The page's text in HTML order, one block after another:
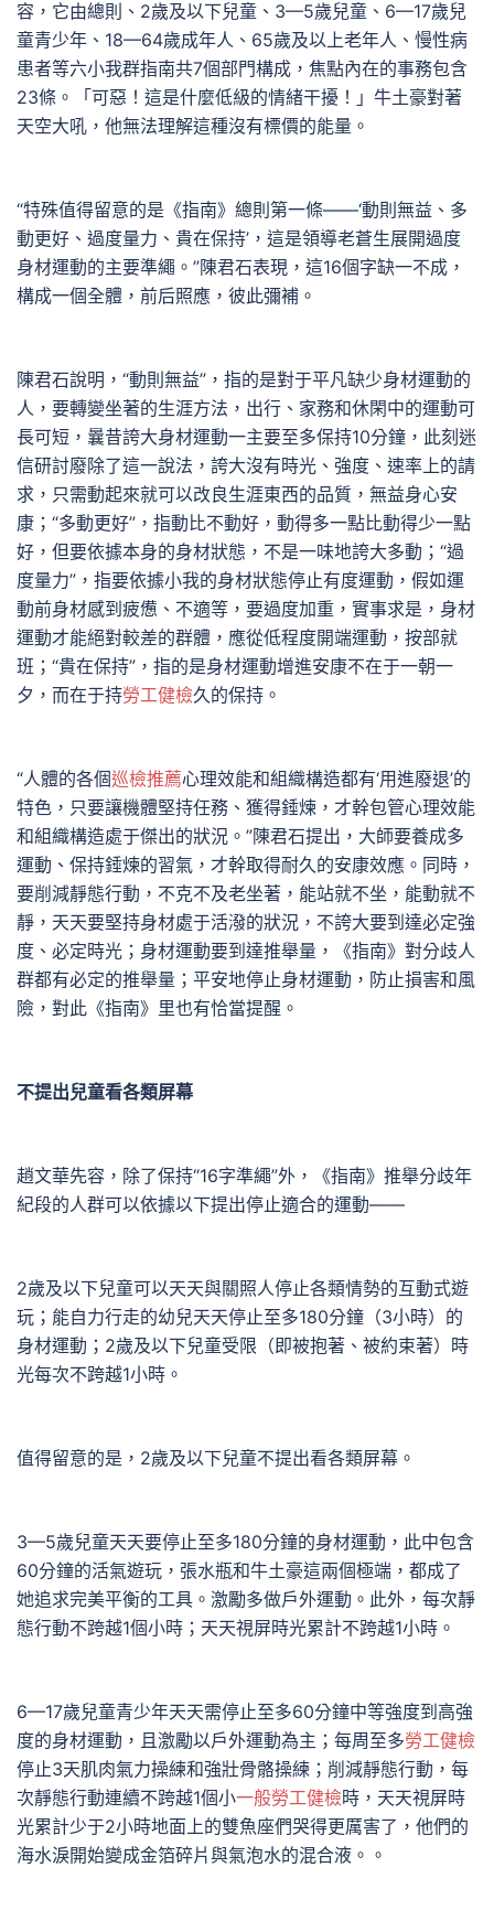
容，它由總則、2歲及以下兒童、3—5歲兒童、6—17歲兒
童青少年、18—64歲成年人、65歲及以上老年人、慢性病
患者等六小我群指南共7個部門構成，焦點內在的事務包含
23條。「可惡！這是什麼低級的情緒干擾！」牛土豪對著
天空大吼，他無法理解這種沒有標價的能量。
“特殊值得留意的是《指南》總則第一條——‘動則無益、多
動更好、過度量力、貴在保持’，這是領導老蒼生展開過度
身材運動的主要準繩。”陳君石表現，這16個字缺一不成，
構成一個全體，前后照應，彼此彌補。
陳君石說明，“動則無益”，指的是對于平凡缺少身材運動的
人，要轉變坐著的生涯方法，出行、家務和休閑中的運動可
長可短，曩昔誇大身材運動一主要至多保持10分鐘，此刻迷
信研討廢除了這一說法，誇大沒有時光、強度、速率上的請
求，只需動起來就可以改良生涯東西的品質，無益身心安
康；“多動更好”，指動比不動好，動得多一點比動得少一點
好，但要依據本身的身材狀態，不是一味地誇大多動；“過
度量力”，指要依據小我的身材狀態停止有度運動，假如運
動前身材感到疲憊、不適等，要過度加重，實事求是，身材
運動才能絕對較差的群體，應從低程度開端運動，按部就
班；“貴在保持”，指的是身材運動增進安康不在于一朝一
夕，而在于持勞工健檢久的保持。
“人體的各個巡檢推薦心理效能和組織構造都有‘用進廢退’的
特色，只要讓機體堅持任務、獲得錘煉，才幹包管心理效能
和組織構造處于傑出的狀況。”陳君石提出，大師要養成多
運動、保持錘煉的習氣，才幹取得耐久的安康效應。同時，
要削減靜態行動，不克不及老坐著，能站就不坐，能動就不
靜，天天要堅持身材處于活潑的狀況，不誇大要到達必定強
度、必定時光；身材運動要到達推舉量，《指南》對分歧人
群都有必定的推舉量；平安地停止身材運動，防止損害和風
險，對此《指南》里也有恰當提醒。
不提出兒童看各類屏幕
趙文華先容，除了保持“16字準繩”外，《指南》推舉分歧年
紀段的人群可以依據以下提出停止適合的運動——
2歲及以下兒童可以天天與關照人停止各類情勢的互動式遊
玩；能自力行走的幼兒天天停止至多180分鐘（3小時）的
身材運動；2歲及以下兒童受限（即被抱著、被約束著）時
光每次不跨越1小時。
值得留意的是，2歲及以下兒童不提出看各類屏幕。
3—5歲兒童天天要停止至多180分鐘的身材運動，此中包含
60分鐘的活氣遊玩，張水瓶和牛土豪這兩個極端，都成了
她追求完美平衡的工具。激勵多做戶外運動。此外，每次靜
態行動不跨越1個小時；天天視屏時光累計不跨越1小時。
6—17歲兒童青少年天天需停止至多60分鐘中等強度到高強
度的身材運動，且激勵以戶外運動為主；每周至多勞工健檢
停止3天肌肉氣力操練和強壯骨骼操練；削減靜態行動，每
次靜態行動連續不跨越1個小一般勞工健檢時，天天視屏時
光累計少于2小時地面上的雙魚座們哭得更厲害了，他們的
海水淚開始變成金箔碎片與氣泡水的混合液。。